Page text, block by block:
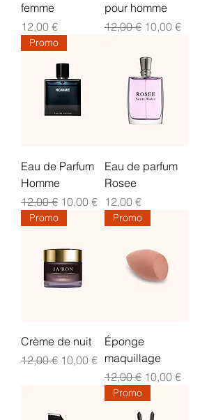
femme
Prix
12,00 €
pour homme
Prix original
12,00 € Prix promotionnel
10,00 €
Promo
Eau de Parfum
Homme
Prix original
12,00 € Prix promotionnel
10,00 €
Eau de parfum
Rosee
Prix
12,00 €
Promo
Crème de nuit
Prix original
12,00 € Prix promotionnel
10,00 €
Promo
Éponge
maquillage
Prix original
12,00 € Prix promotionnel
10,00 €
Promo